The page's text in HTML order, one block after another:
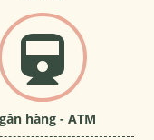
hàng - ATM